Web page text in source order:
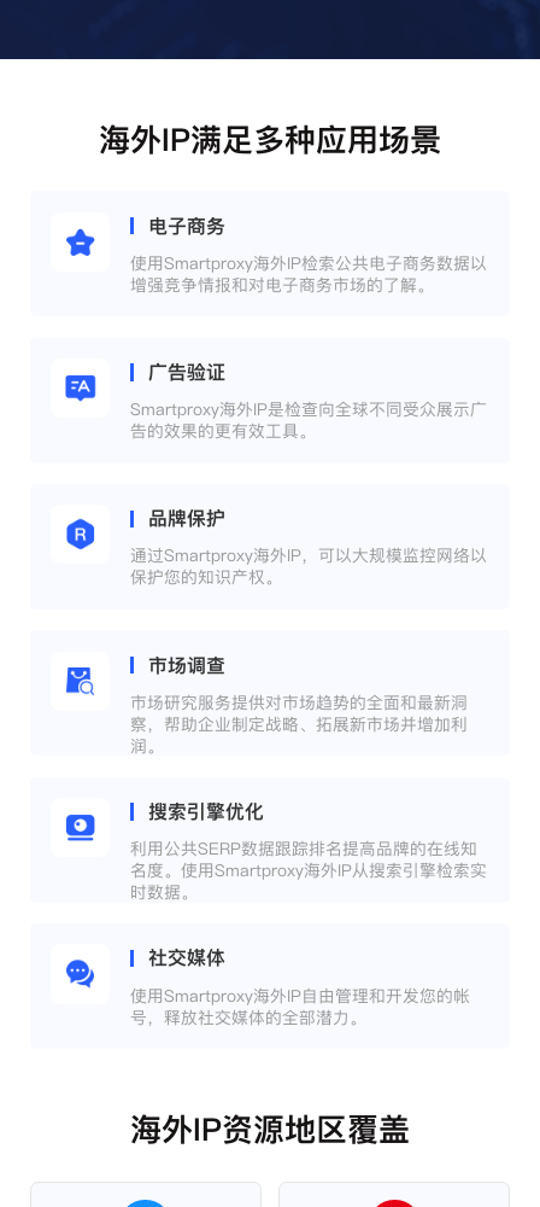
海外IP满足多种应用场景
电子商务
使用Smartproxy海外IP检索公共电子商务数据以
增强竞争情报和对电子商务市场的了解。
广告验证
Smartproxy海外IP是检查向全球不同受众展示广
告的效果的更有效工具。
品牌保护
通过Smartproxy海外IP，可以大规模监控网络以
保护您的知识产权。
市场调查
市场研究服务提供对市场趋势的全面和最新洞
察，帮助企业制定战略、拓展新市场并增加利
润。
搜索引擎优化
利用公共SERP数据跟踪排名提高品牌的在线知
名度。使用Smartproxy海外IP从搜索引擎检索实
时数据。
社交媒体
使用Smartproxy海外IP自由管理和开发您的帐
号，释放社交媒体的全部潜力。
海外IP资源地区覆盖